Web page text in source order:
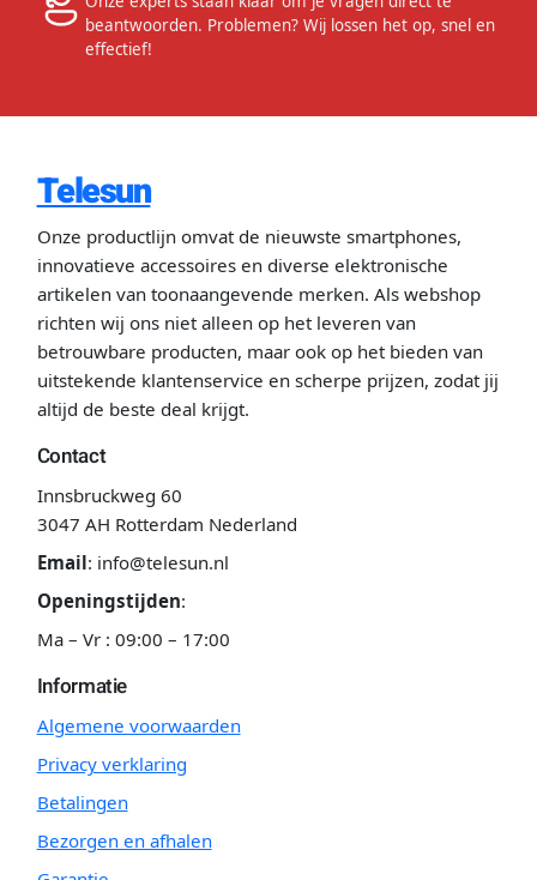
beantwoorden. Problemen? Wij lossen het op, snel en
effectief!
Telesun
Onze productlijn omvat de nieuwste smartphones,
innovatieve accessoires en diverse elektronische
artikelen van toonaangevende merken. Als webshop
richten wij ons niet alleen op het leveren van
betrouwbare producten, maar ook op het bieden van
uitstekende klantenservice en scherpe prijzen, zodat jij
altijd de beste deal krijgt.
Contact
Innsbruckweg 60
3047 AH Rotterdam Nederland
Email: info@telesun.nl
Openingstijden:
Ma – Vr : 09:00 – 17:00
Informatie
Algemene voorwaarden
Privacy verklaring
Betalingen
Bezorgen en afhalen